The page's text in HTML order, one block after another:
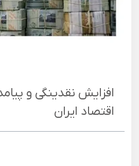
افزایش نقدینگی و
اقتصاد ایران